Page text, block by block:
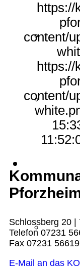
content/
content/
Schlossberg 20 |
Telefon 07231
Fax 07231
E-Mail an das